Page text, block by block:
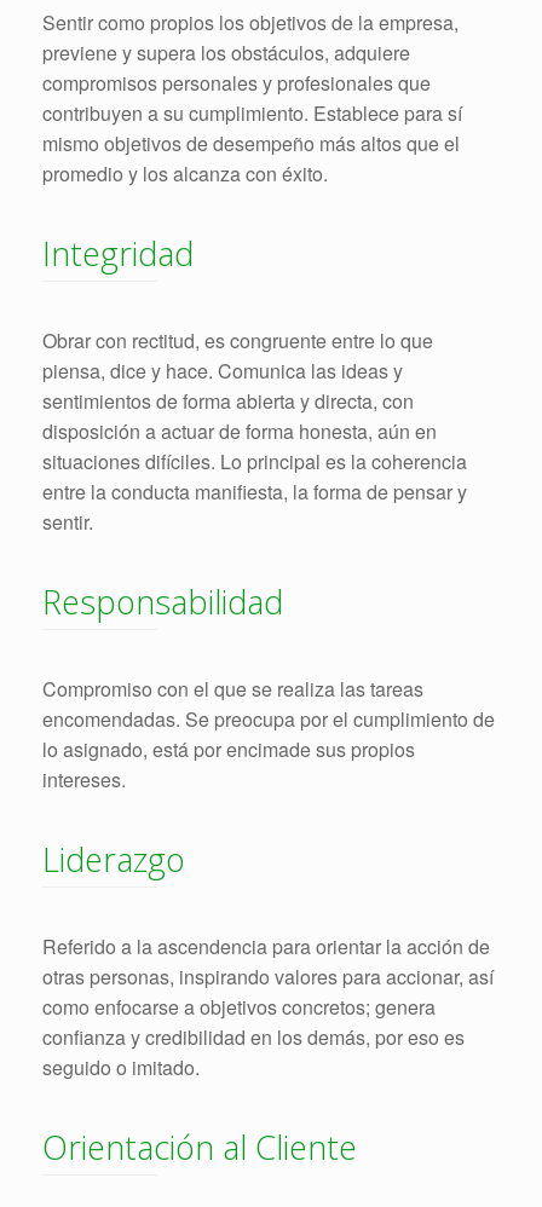
Sentir como propios los objetivos de la empresa,
previene y supera los obstáculos, adquiere
compromisos personales y profesionales que
contribuyen a su cumplimiento. Establece para sí
mismo objetivos de desempeño más altos que el
promedio y los alcanza con éxito.
Integridad
Obrar con rectitud, es congruente entre lo que
piensa, dice y hace. Comunica las ideas y
sentimientos de forma abierta y directa, con
disposición a actuar de forma honesta, aún en
situaciones difíciles. Lo principal es la coherencia
entre la conducta manifiesta, la forma de pensar y
sentir.
Responsabilidad
Compromiso con el que se realiza las tareas
encomendadas. Se preocupa por el cumplimiento de
lo asignado, está por encimade sus propios
intereses.
Liderazgo
Referido a la ascendencia para orientar la acción de
otras personas, inspirando valores para accionar, así
como enfocarse a objetivos concretos; genera
confianza y credibilidad en los demás, por eso es
seguido o imitado.
Orientación al Cliente